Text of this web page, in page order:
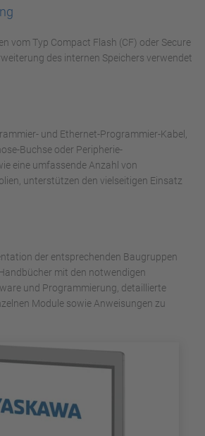
vom Typ Compact Flash (CF) oder Secure
des internen Speichers verwendet
und Ethernet-Programmier-Kabel,
Buchse oder Peripherie-
eine umfassende Anzahl von
unterstützen den vielseitigen Einsatz
der entsprechenden Baugruppen
mit den notwendigen
und Programmierung, detaillierte
Module sowie Anweisungen zu